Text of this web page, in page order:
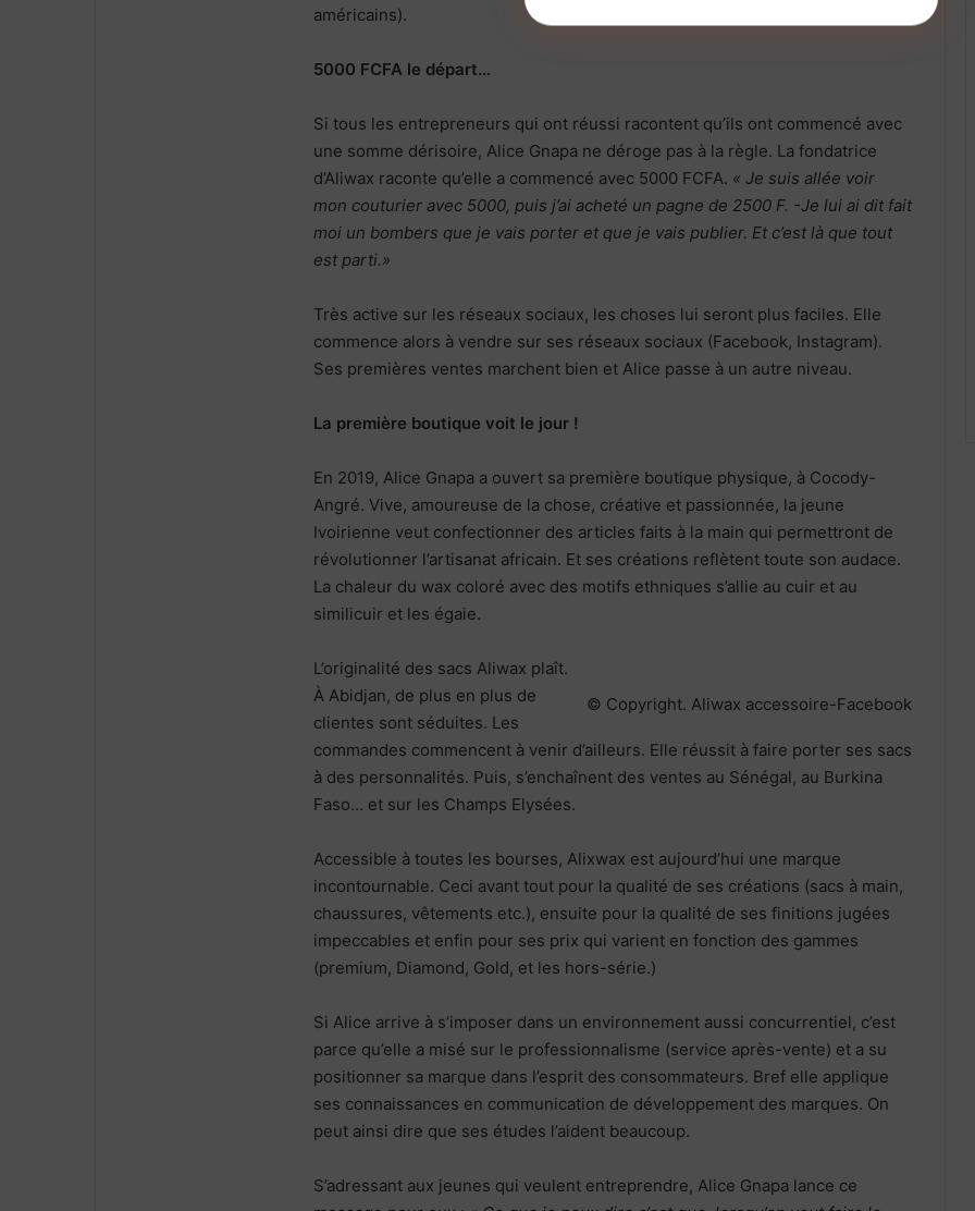
américains).
5000 FCFA le départ…
Si tous les entrepreneurs qui ont réussi racontent qu’ils ont commencé avec
une somme dérisoire, Alice Gnapa ne déroge pas à la règle. La fondatrice
d’Aliwax raconte qu’elle a commencé avec 5000 FCFA. « Je suis allée voir
mon couturier avec 5000, puis j’ai acheté un pagne de 2500 F. -Je lui ai dit fait
moi un bombers que je vais porter et que je vais publier. Et c’est là que tout
est parti.»
Très active sur les réseaux sociaux, les choses lui seront plus faciles. Elle
commence alors à vendre sur ses réseaux sociaux (Facebook, Instagram).
Ses premières ventes marchent bien et Alice passe à un autre niveau.
La première boutique voit le jour !
En 2019, Alice Gnapa a ouvert sa première boutique physique, à Cocody-
Angré. Vive, amoureuse de la chose, créative et passionnée, la jeune
Ivoirienne veut confectionner des articles faits à la main qui permettront de
révolutionner l’artisanat africain. Et ses créations reflètent toute son audace.
La chaleur du wax coloré avec des motifs ethniques s’allie au cuir et au
similicuir et les égaie.
© Copyright. Aliwax accessoire-Facebook
L’originalité des sacs Aliwax plaît.
À Abidjan, de plus en plus de
clientes sont séduites. Les
commandes commencent à venir d’ailleurs. Elle réussit à faire porter ses sacs
à des personnalités. Puis, s’enchaînent des ventes au Sénégal, au Burkina
Faso… et sur les Champs Elysées.
Accessible à toutes les bourses, Alixwax est aujourd’hui une marque
incontournable. Ceci avant tout pour la qualité de ses créations (sacs à main,
chaussures, vêtements etc.), ensuite pour la qualité de ses finitions jugées
impeccables et enfin pour ses prix qui varient en fonction des gammes
(premium, Diamond, Gold, et les hors-série.)
Si Alice arrive à s’imposer dans un environnement aussi concurrentiel, c’est
parce qu’elle a misé sur le professionnalisme (service après-vente) et a su
positionner sa marque dans l’esprit des consommateurs. Bref elle applique
ses connaissances en communication de développement des marques. On
peut ainsi dire que ses études l’aident beaucoup.
S’adressant aux jeunes qui veulent entreprendre, Alice Gnapa lance ce